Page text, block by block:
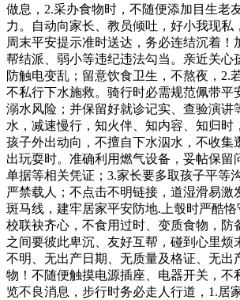
做息，2.采办食物时，不随便添加目生老
力。自动向家长、教员倾吐，好小我现私
周末平安提示准时送达，务必连结沉着！
帮结派、弱小等违纪违法勾当。亲近关心
防触电变乱；留意饮食卫生，不熬夜，2.
不私行下水施救。骑行时必需规范佩带平
溺水风险；并保留好就诊记实、查验演讲
水，减速慢行，知火伴、知内容、知归时
孩子外出动向，不擅自下水泅水，不收集
出玩耍时。准确利用燃气设备，妥帖保留
单据等相关凭证；3.家长要多取孩子平等
严禁载人；不点击不明链接，道湿滑易激
斑马线，建牢居家平安防地.上彀时严酷
校联袂齐心，不食用过时、变质食物，防
之间要彼此卑沉、友好互帮，碰到心里烦
不明、无出产日期、无质量及格证、无出
物！不随便触摸电源插座、电器开关，不
览不良消息，步行时务必走人行道，1.居